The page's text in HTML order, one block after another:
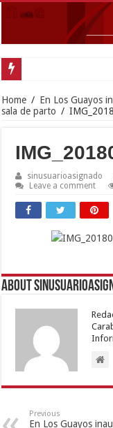
Home / En Los Guayos
sala de parto /
sinusuarioasignado
Leave a comment
About
Previous
En Los Guayos